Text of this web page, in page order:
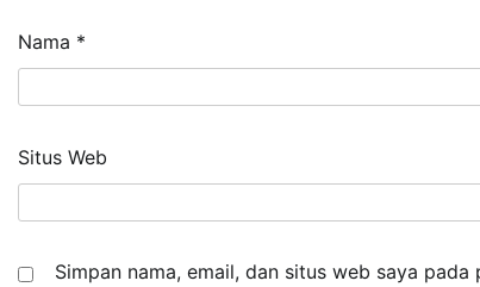
Nama *
Situs Web
Simpan nama, email, dan situs web saya